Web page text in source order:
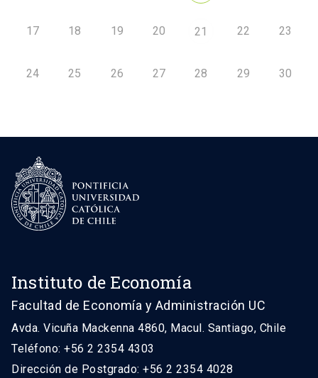
17 18 19 20 21 22 23
24 25 26 27 28 29 30
Instituto de Economía
Facultad de Economía y Administración UC
Avda. Vicuña Mackenna 4860, Macul. Santiago, Chile
Teléfono: +56 2 2354 4303
Dirección de Postgrado: +56 2 2354 4028